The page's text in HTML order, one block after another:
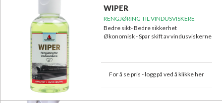
WIPER
RENGJØRING TIL VINDUSVISKERE
Bedre sikt- Bedre sikkerhet
Økonomisk - Spar skift av vindusviskerne
For å se pris - logg på ved å klikke her